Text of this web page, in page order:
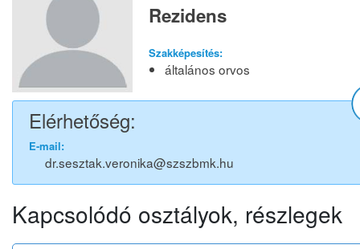
Rezidens
Szakképesítés:
általános orvos
Elérhetőség:
E-mail:
dr.sesztak.veronika@szszbmk.hu
Kapcsolódó osztályok, részlegek